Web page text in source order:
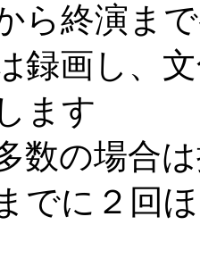
ら終演ま
録画し、
ます
数の場合
でに２回